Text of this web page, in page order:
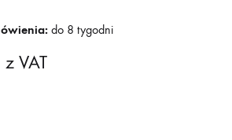
do 8 tygodni
z VAT